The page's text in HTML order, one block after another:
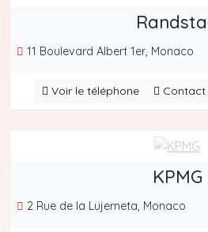
11 Boulevard Albert 1er, Monaco
Voir le téléphone Contact
KPMG
2 Rue de la Lüjerneta, Monaco